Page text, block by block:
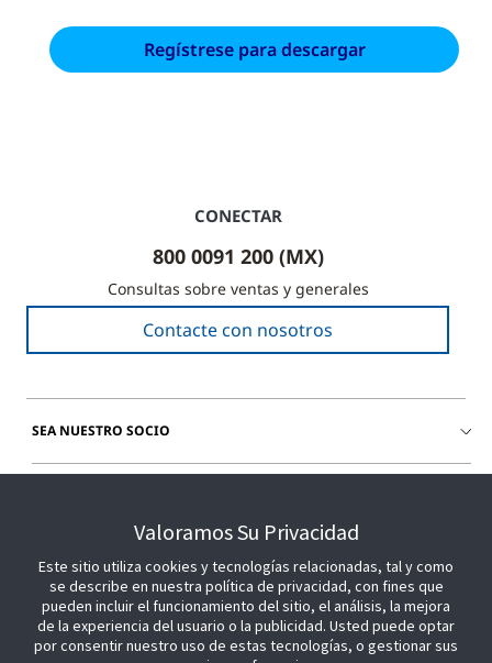
CONECTAR
800 0091 200 (MX)
Consultas sobre ventas y generales
Contacte con nosotros
SEA NUESTRO SOCIO
Valoramos Su Privacidad
Este sitio utiliza cookies y tecnologías relacionadas, tal y como
se describe en nuestra política de privacidad, con fines que
pueden incluir el funcionamiento del sitio, el análisis, la mejora
de la experiencia del usuario o la publicidad. Usted puede optar
por consentir nuestro uso de estas tecnologías, o gestionar sus